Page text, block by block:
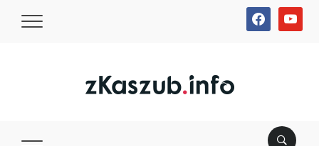
facebookyoutube